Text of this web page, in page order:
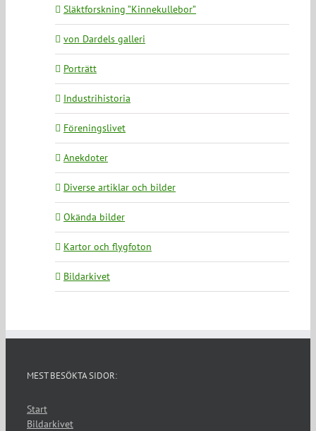
Släktforskning ”Kinnekullebor”
von Dardels galleri
Porträtt
Industrihistoria
Föreningslivet
Anekdoter
Diverse artiklar och bilder
Okända bilder
Kartor och flygfoton
Bildarkivet
MEST BESÖKTA SIDOR:
Start
Bildarkivet